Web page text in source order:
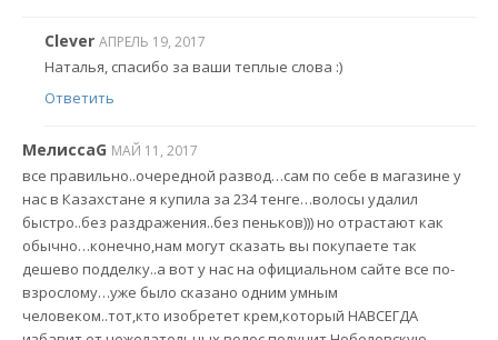
Clever АПРЕЛЬ 19, 2017
Наталья, спасибо за ваши теплые слова :)
Ответить
МелиссаG МАЙ 11, 2017
все правильно..очередной развод…сам по себе в магазине у
нас в Казахстане я купила за 234 тенге…волосы удалил
быстро..без раздражения..без пеньков))) но отрастают как
обычно…конечно,нам могут сказать вы покупаете так
дешево подделку..а вот у нас на официальном сайте все по-
взрослому…уже было сказано одним умным
человеком..тот,кто изобретет крем,который НАВСЕГДА